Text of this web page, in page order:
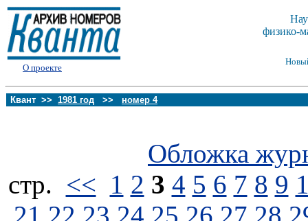
О проекте
физико-
Квант >> 1981 год >> номер 4
Обложка
стp. << 1 2 3 4 5 6 7 8 9